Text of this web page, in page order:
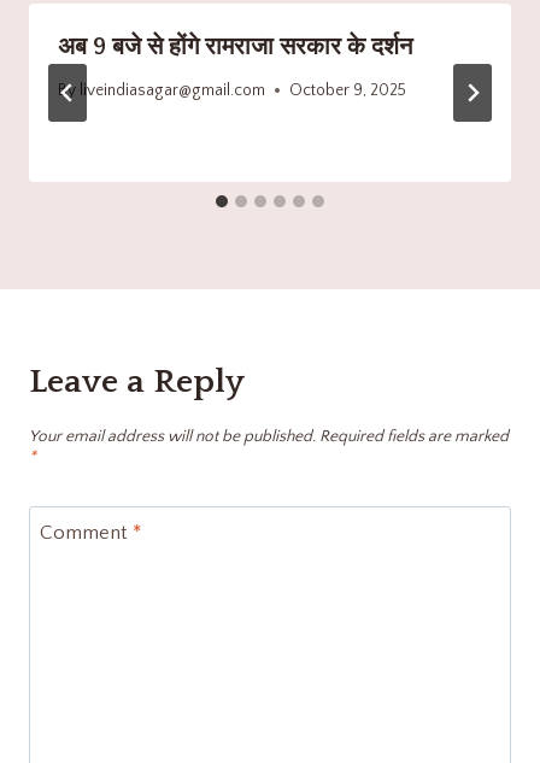
अब 9 बजे से होंगे रामराजा सरकार के दर्शन
By liveindiasagar@gmail.com October 9, 2025
Leave a Reply
Your email address will not be published. Required fields are marked
*
Comment *